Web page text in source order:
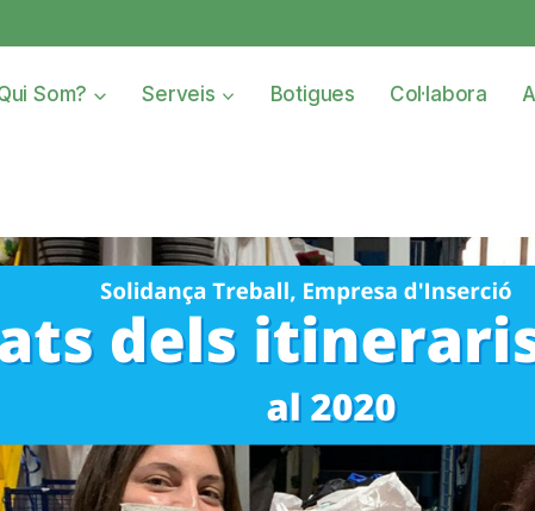
Som? Serveis Botigues Col·labora